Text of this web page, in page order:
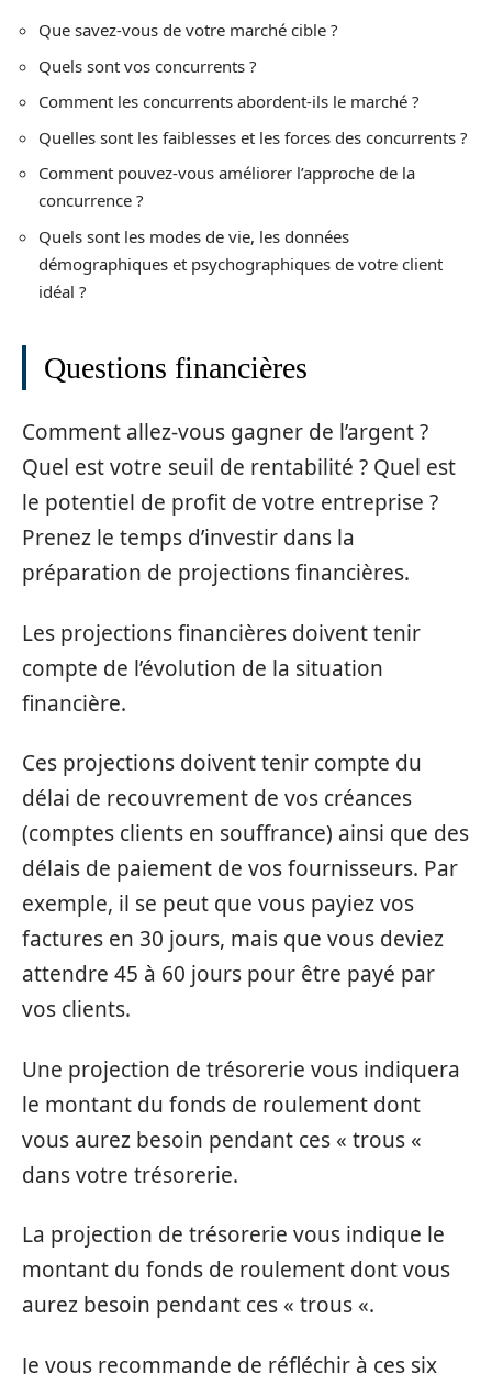
Que savez-vous de votre marché cible ?
Quels sont vos concurrents ?
Comment les concurrents abordent-ils le marché ?
Quelles sont les faiblesses et les forces des concurrents ?
Comment pouvez-vous améliorer l’approche de la
concurrence ?
Quels sont les modes de vie, les données
démographiques et psychographiques de votre client
idéal ?
Questions financières
Comment allez-vous gagner de l’argent ?
Quel est votre seuil de rentabilité ? Quel est
le potentiel de profit de votre entreprise ?
Prenez le temps d’investir dans la
préparation de projections financières.
Les projections financières doivent tenir
compte de l’évolution de la situation
financière.
Ces projections doivent tenir compte du
délai de recouvrement de vos créances
(comptes clients en souffrance) ainsi que des
délais de paiement de vos fournisseurs. Par
exemple, il se peut que vous payiez vos
factures en 30 jours, mais que vous deviez
attendre 45 à 60 jours pour être payé par
vos clients.
Une projection de trésorerie vous indiquera
le montant du fonds de roulement dont
vous aurez besoin pendant ces « trous «
dans votre trésorerie.
La projection de trésorerie vous indique le
montant du fonds de roulement dont vous
aurez besoin pendant ces « trous «.
Je vous recommande de réfléchir à ces six